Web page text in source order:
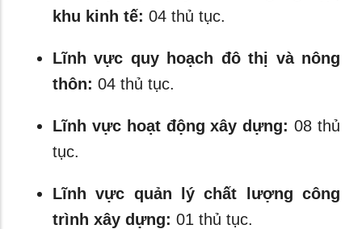
khu kinh tế: 04 thủ tục.
Lĩnh vực quy hoạch đô thị và nông
thôn: 04 thủ tục.
Lĩnh vực hoạt động xây dựng: 08 thủ
tục.
Lĩnh vực quản lý chất lượng công
trình xây dựng: 01 thủ tục.